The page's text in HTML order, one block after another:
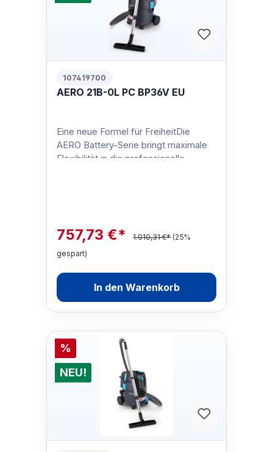
107419700
AERO 21B-0L PC BP36V EU
Eine neue Formel für FreiheitDie
AERO Battery-Serie bringt maximale
Flexibilität in die professionelle
757,73 €* 1.010,31 €* (25%
gespart)
In den Warenkorb
%
NEU!